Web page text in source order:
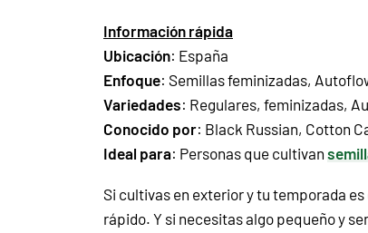
Información rápida
Ubicación: España
Enfoque: Semillas feminizadas,
Variedades: Regulares, feminizadas,
Conocido por: Black Russian, Cotton
Ideal para: Personas que cultivan
Si cultivas en exterior y tu temporada
rápido. Y si necesitas algo pequeño y